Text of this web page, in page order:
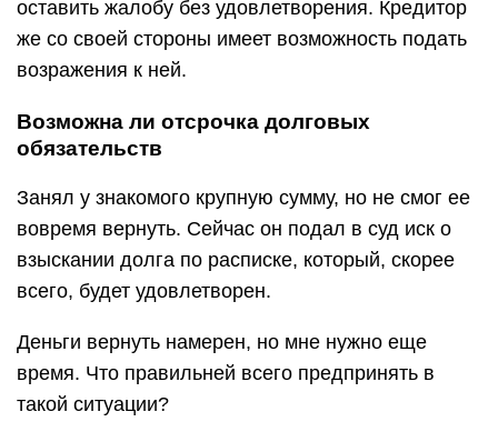
оставить жалобу без удовлетворения. Кредитор
же со своей стороны имеет возможность подать
возражения к ней.
Возможна ли отсрочка долговых
обязательств
Занял у знакомого крупную сумму, но не смог ее
вовремя вернуть. Сейчас он подал в суд иск о
взыскании долга по расписке, который, скорее
всего, будет удовлетворен.
Деньги вернуть намерен, но мне нужно еще
время. Что правильней всего предпринять в
такой ситуации?